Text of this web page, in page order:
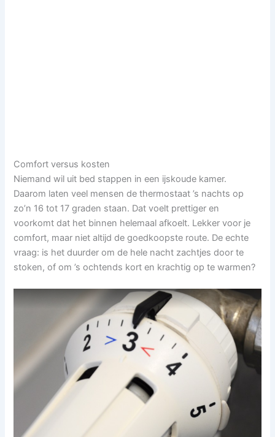
Comfort versus kosten
Niemand wil uit bed stappen in een ijskoude kamer.
Daarom laten veel mensen de thermostaat ’s nachts op
zo’n 16 tot 17 graden staan. Dat voelt prettiger en
voorkomt dat het binnen helemaal afkoelt. Lekker voor je
comfort, maar niet altijd de goedkoopste route. De echte
vraag: is het duurder om de hele nacht zachtjes door te
stoken, of om ’s ochtends kort en krachtig op te warmen?